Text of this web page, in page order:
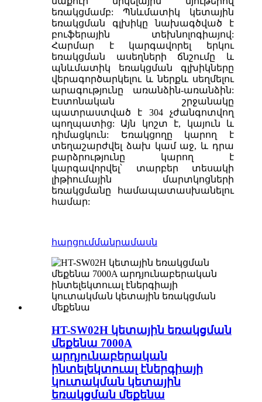
եռակցմամբ: Պնևմատիկ կետային
եռակցման գլխիկը նախագծված է
բուֆերային տեխնոլոգիայով:
Հարմար է կարգավորել երկու
եռակցման ասեղների ճնշումը և
պնևմատիկ եռակցման գլխիկները
վերագործարկելու և ներքև սեղմելու
արագությունը առանձին-առանձին:
Էստոնական շրջանակը
պատրաստված է 304 չժանգոտվող
պողպատից: Այն կոշտ է, կայուն և
դիմացկուն: Եռակցողը կարող է
տեղաշարժվել ձախ կամ աջ, և դրա
բարձրությունը կարող է
կարգավորվել՝ տարբեր տեսակի
լիթիումային մարտկոցների
եռակցմանը համապատասխանելու
համար:
հարցումմանրամասն
HT-SW02H կետային եռակցման
մեքենա 7000A
արդյունաբերական
ինտելեկտուալ էներգիայի
կուտակման կետային
եռակցման մեքենա